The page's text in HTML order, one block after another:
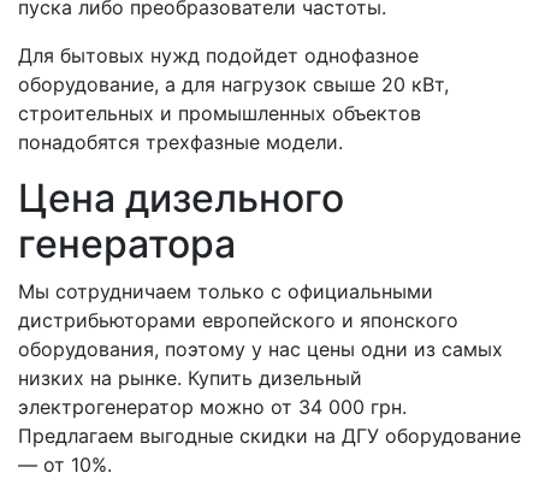
пуска либо преобразователи частоты.
Для бытовых нужд подойдет однофазное
оборудование, а для нагрузок свыше 20 кВт,
строительных и промышленных объектов
понадобятся трехфазные модели.
Цена дизельного
генератора
Мы сотрудничаем только с официальными
дистрибьюторами европейского и японского
оборудования, поэтому у нас цены одни из самых
низких на рынке. Купить дизельный
электрогенератор можно от 34 000 грн.
Предлагаем выгодные скидки на ДГУ оборудование
— от 10%.